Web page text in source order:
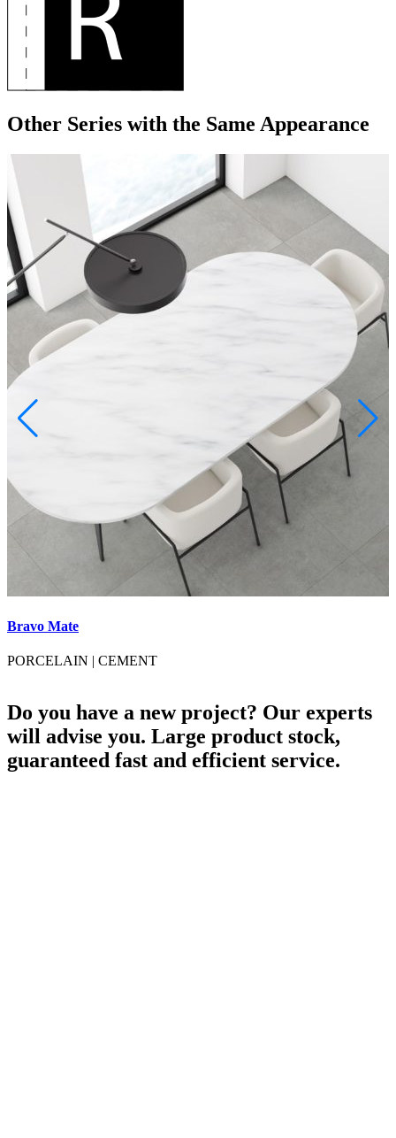
Other Series with the Same Appearance
Bravo Mate
PORCELAIN CEMENT
Do you have a new project? Our experts
will advise you. Large product stock,
guaranteed fast and efficient service.